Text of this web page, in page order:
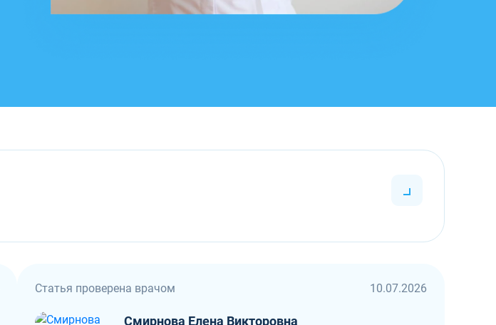
Статья проверена врачом 10.07.2026
Смирнова Елена Викторовна